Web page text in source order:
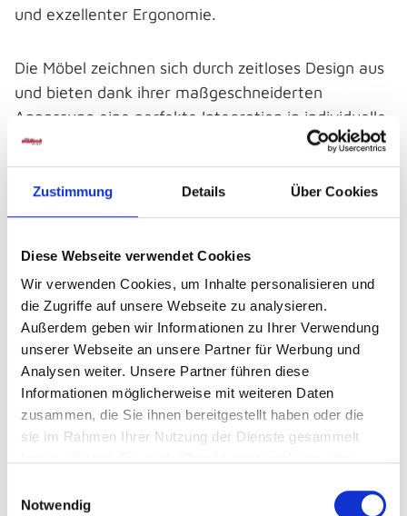
Zustimmung Details Über Cookies
Diese Webseite verwendet Cookies
Wir verwenden Cookies, um Inhalte personalisieren und
die Zugriffe auf unsere Webseite zu analysieren.
Außerdem geben wir Informationen zu Ihrer Verwendung
unserer Webseite an unsere Partner für Werbung und
Analysen weiter. Unsere Partner führen diese
Informationen möglicherweise mit weiteren Daten
zusammen, die Sie ihnen bereitgestellt haben oder die
sie im Rahmen Ihrer Nutzung der Dienste gesammelt
Information dazu und die Möglichkeit, Ihre Auswahl im
Notwendig
und exzellenter Ergonomie.
Die Möbel zeichnen sich durch zeitloses Design aus
und bieten dank ihrer maßgeschneiderten
Anpassung eine perfekte Integration in individuelle
Wohnkonzepte. FSM vereint Tradition, Innovation
und Komfort, um einzigartige Produkte zu
schaffen, die den höchsten Ansprüchen gerecht
werden.
Bildergalerie überspringen
Rolf Benz
Premium-Design für exklusiven Wohnkomfort
Rolf Benz zählt zu den weltweit führenden Marken
Designs vereinen erstklassige Handwerkskunst mit